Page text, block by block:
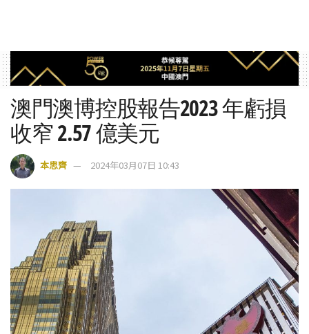
澳門澳博控股報告2023 年虧損
收窄 2.57 億美元
本思齊 2024年03月07日 10:43